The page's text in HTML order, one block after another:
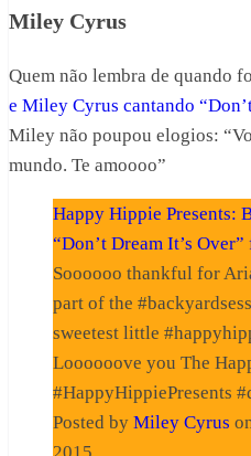
Miley Cyrus
Quem não lembra de quando
e Miley Cyrus cantando
Miley não poupou elogios:
mundo. Te amoooo”
Happy Hippie Presents:
“Don’t Dream It’s
Soooooo thankful for
part of the
sweetest little
Loooooove you The
#HappyHippiePresents
Posted by Miley Cyrus